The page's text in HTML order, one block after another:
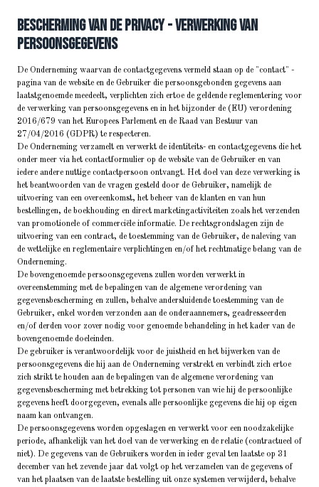
Bescherming van de privacy - verwerking van
persoonsgegevens
De Onderneming waarvan de contactgegevens vermeld staan op de "contact" -
pagina van de website en de Gebruiker die persoonsgebonden gegevens aan
laatstgenoemde meedeelt, verplichten zich ertoe de geldende reglementering voor
de verwerking van persoonsgegevens en in het bijzonder de (EU) verordening
2016/679 van het Europees Parlement en de Raad van Bestuur van
27/04/2016 (GDPR) te respecteren.
De Onderneming verzamelt en verwerkt de identiteits- en contactgegevens die het
onder meer via het contactformulier op de website van de Gebruiker en van
iedere andere nuttige contactpersoon ontvangt. Het doel van deze verwerking is
het beantwoorden van de vragen gesteld door de Gebruiker, namelijk de
uitvoering van een overeenkomst, het beheer van de klanten en van hun
bestellingen, de boekhouding en direct marketingactiviteiten zoals het verzenden
van promotionele of commerciële informatie. De rechtsgrondslagen zijn de
uitvoering van een contract, de toestemming van de Gebruiker, de naleving van
de wettelijke en reglementaire verplichtingen en/of het rechtmatige belang van de
Onderneming.
De bovengenoemde persoonsgegevens zullen worden verwerkt in
overeenstemming met de bepalingen van de algemene verordening van
gegevensbescherming en zullen, behalve andersluidende toestemming van de
Gebruiker, enkel worden verzonden aan de onderaannemers, geadresseerden
en/of derden voor zover nodig voor genoemde behandeling in het kader van de
bovengenoemde doeleinden.
De gebruiker is verantwoordelijk voor de juistheid en het bijwerken van de
persoonsgegevens die hij aan de Onderneming verstrekt en verbindt zich ertoe
zich strikt te houden aan de bepalingen van de algemene verordening van
gegevensbescherming met betrekking tot personen van wie hij de persoonlijke
gegevens heeft doorgegeven, evenals alle persoonlijke gegevens die hij op eigen
naam kan ontvangen.
De persoonsgegevens worden opgeslagen en verwerkt voor een noodzakelijke
periode, afhankelijk van het doel van de verwerking en de relatie (contractueel of
niet). De gegevens van de Gebruikers worden in ieder geval ten laatste op 31
december van het zevende jaar dat volgt op het verzamelen van de gegevens of
van het plaatsen van de laatste bestelling uit onze systemen verwijderd, behalve